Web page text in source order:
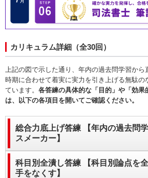
カリキュラム詳細（全30回）
上記の図で示した通り、年内の過去問学習から
時期に合わせて着実に実力を引き上げる無駄の
ています。 各答練の具体的な「目的」や「効果
は、以下の各項目を開いてご確認ください。
総合力底上げ答練 【年内の過去問
スメーカー】
科目別全潰し答練 【科目別論点を
手をなくす】